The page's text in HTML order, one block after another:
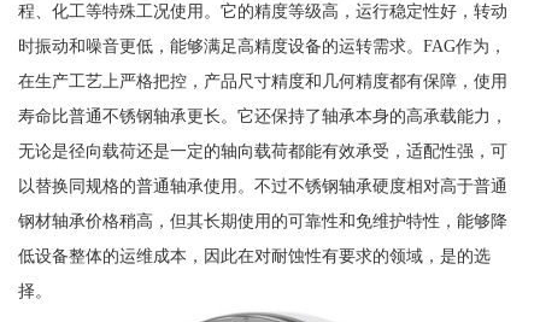
程、化工等特殊工况使用。它的精度等级高，运行稳定性好，转动
时振动和噪音更低，能够满足高精度设备的运转需求。FAG作为，
在生产工艺上严格把控，产品尺寸精度和几何精度都有保障，使用
寿命比普通不锈钢轴承更长。它还保持了轴承本身的高承载能力，
无论是径向载荷还是一定的轴向载荷都能有效承受，适配性强，可
以替换同规格的普通轴承使用。不过不锈钢轴承硬度相对高于普通
钢材轴承价格稍高，但其长期使用的可靠性和免维护特性，能够降
低设备整体的运维成本，因此在对耐蚀性有要求的领域，是的选
择。